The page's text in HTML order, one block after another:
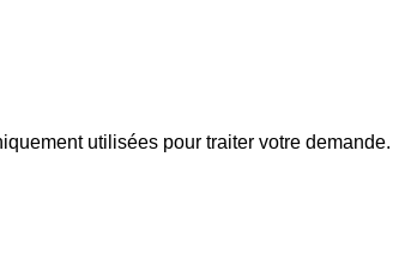
utilisées pour traiter votre demande.